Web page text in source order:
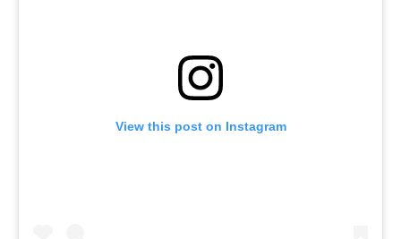
View this post on Instagram